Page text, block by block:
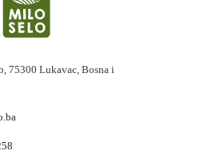
75300 Lukavac, Bosna i